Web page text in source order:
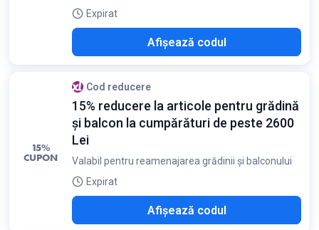
Expirat
Afișează codul
15%
CUPON
Cod reducere
15% reducere la articole pentru grădină
și balcon la cumpărături de peste 2600
Lei
Valabil pentru reamenajarea grădinii și balconului
Expirat
Afișează codul